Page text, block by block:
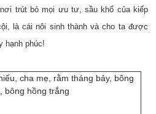
trút bỏ mọi ưu tư, sầu khổ của kiếp
là cái nôi sinh thành và cho ta được
hạnh phúc!